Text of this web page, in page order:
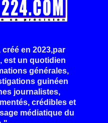
créé en 2023,par
est un quotidien
générales,
guinéen
journalistes,
crédibles et
médiatique du